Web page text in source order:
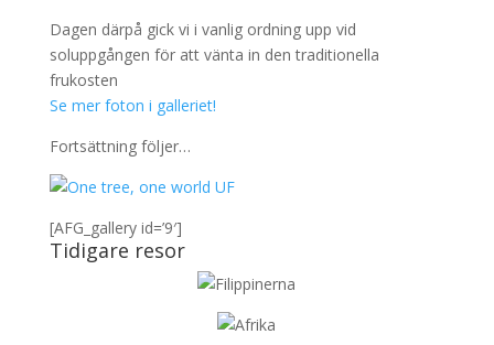
Dagen därpå gick vi i vanlig ordning upp vid
soluppgången för att vänta in den traditionella
frukosten
Se mer foton i galleriet!
Fortsättning följer…
[AFG_gallery id=’9′]
Tidigare resor